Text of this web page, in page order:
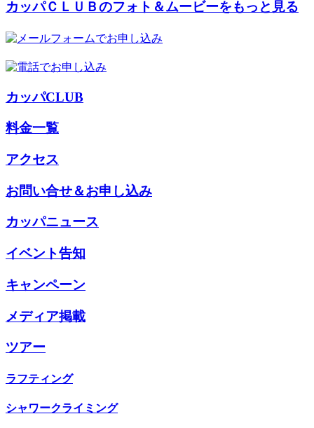
カッパＣＬＵＢのフォト＆ムービーをもっと見る
カッパCLUB
料金一覧
アクセス
お問い合せ＆お申し込み
カッパニュース
イベント告知
キャンペーン
メディア掲載
ツアー
ラフティング
シャワークライミング